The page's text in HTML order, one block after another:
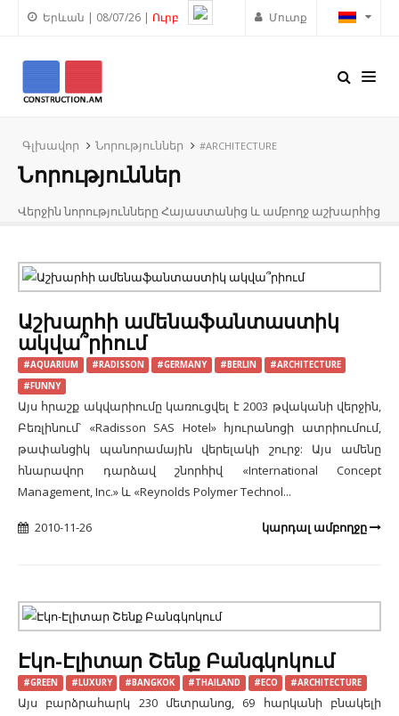
Մուտք
Երևան | 08/07/26 | Ուրբ
Գլխավոր Նորություններ #ARCHITECTURE
Նորություններ
Վերջին նորությունները Հայաստանից և ամբողջ աշխարհից
Աշխարհի ամենաֆանտաստիկ
ակվա՞րիում
#AQUARIUM #RADISSON #GERMANY #BERLIN
#ARCHITECTURE
#FUNNY
Այս հրաշք ակվարիումը կառուցվել է 2003 թվականի վերջին,
Բեռլինում՝ «Radisson SAS Hotel» հյուրանոցի ատրիումում,
թափանցիկ պանորամային վերելակի շուրջ: Այս ամենը
հնարավոր դարձավ շնորհիվ «International Concept
Management, Inc.» և «Reynolds Polymer Technol...
2010-11-26 կարդալ ամբողջը
Էկո-Էլիտար Շենք Բանգկոկում
#GREEN #LUXURY #BANGKOK #THAILAND #ECO #ARCHITECTURE
Այս բարձրահարկ 230 մետրանոց, 69 հարկանի բնակելի